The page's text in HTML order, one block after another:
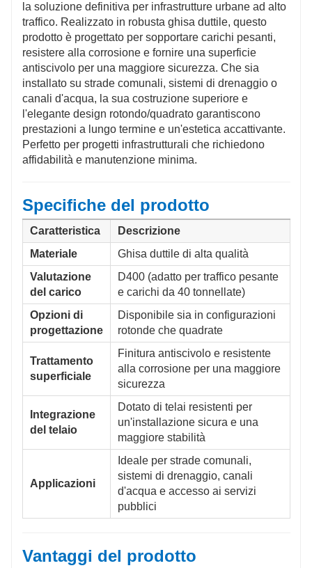
ghisa duttile riducono la necessità di frequenti
sostituzioni e manutenzioni, offrendo risparmi sui costi
a lungo termine.
Conformità agli standard del settore
Progettato per soddisfare le esigenze di...Classe di
carico D400come daNorme EN 124 , questi prodotti
sono adatti per aree soggette a traffico intenso, come
strade urbane e zone industriali.
la soluzione definitiva per infrastrutture urbane ad alto
traffico. Realizzato in robusta ghisa duttile, questo
prodotto è progettato per sopportare carichi pesanti,
resistere alla corrosione e fornire una superficie
antiscivolo per una maggiore sicurezza. Che sia
installato su strade comunali, sistemi di drenaggio o
canali d'acqua, la sua costruzione superiore e
l'elegante design rotondo/quadrato garantiscono
prestazioni a lungo termine e un'estetica accattivante.
Perfetto per progetti infrastrutturali che richiedono
affidabilità e manutenzione minima.
Specifiche del prodotto
Caratteristica
Descrizione
Materiale
Ghisa duttile di alta qualità
Valutazione
del carico
D400 (adatto per traffico pesante
e carichi da 40 tonnellate)
Opzioni di
progettazione
Disponibile sia in configurazioni
rotonde che quadrate
Trattamento
superficiale
Finitura antiscivolo e resistente
alla corrosione per una maggiore
sicurezza
Integrazione
del telaio
Dotato di telai resistenti per
un'installazione sicura e una
maggiore stabilità
Applicazioni
Ideale per strade comunali,
sistemi di drenaggio, canali
d'acqua e accesso ai servizi
pubblici
Vantaggi del prodotto